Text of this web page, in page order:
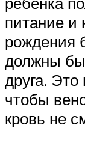
питание и
рождения
должны
друга. Это
чтобы
кровь не